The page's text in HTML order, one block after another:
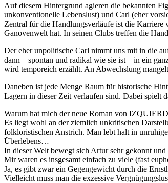
Auf diesem Hintergrund agieren die bekannten
unkonventionelle Lebenslust) und Carl (eher
Zentral für die Handlungsverläufe ist die Karriere
Ganovenwelt hat. In seinen Clubs treffen die
Der eher unpolitische Carl nimmt uns mit in die
dann – spontan und radikal wie sie ist – in ein
wird temporeich erzählt. An Abwechslung
Daneben ist jede Menge Raum für historische
Lagern in dieser Zeit verlaufen sind. Dabei spielt
Warum hat mich der neue Roman von
Es liegt wohl an der ziemlich unkritischen
folkloristischen Anstrich. Man lebt halt in
Überlebens…
In dieser Welt bewegt sich Artur sehr gekonnt
Mir waren es insgesamt einfach zu viele (fast
Ja, es gibt zwar ein Gegengewicht durch die
Vielleicht muss man die exzessive